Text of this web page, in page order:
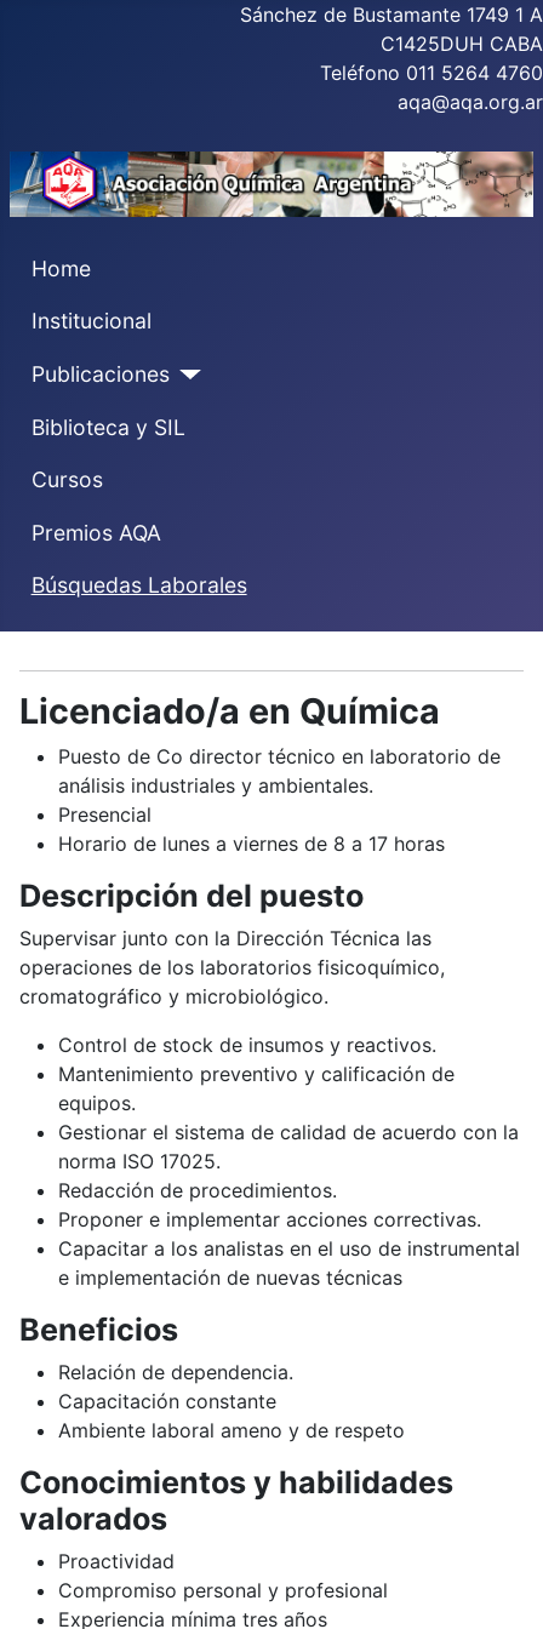
Sánchez de Bustamante 1749 1 A
C1425DUH CABA
Teléfono 011 5264 4760
aqa@aqa.org.ar
Home
Institucional
Publicaciones
Biblioteca y SIL
Cursos
Premios AQA
Búsquedas Laborales
Licenciado/a en Química
Puesto de Co director técnico en laboratorio de
análisis industriales y ambientales.
Presencial
Horario de lunes a viernes de 8 a 17 horas
Descripción del puesto
Supervisar junto con la Dirección Técnica las
operaciones de los laboratorios fisicoquímico,
cromatográfico y microbiológico.
Control de stock de insumos y reactivos.
Mantenimiento preventivo y calificación de
equipos.
Gestionar el sistema de calidad de acuerdo con la
norma ISO 17025.
Redacción de procedimientos.
Proponer e implementar acciones correctivas.
Capacitar a los analistas en el uso de instrumental
e implementación de nuevas técnicas
Beneficios
Relación de dependencia.
Capacitación constante
Ambiente laboral ameno y de respeto
Conocimientos y habilidades
valorados
Proactividad
Compromiso personal y profesional
Experiencia mínima tres años